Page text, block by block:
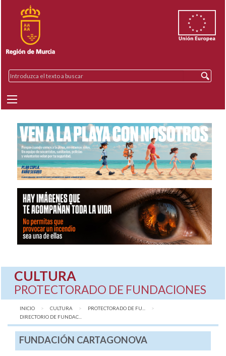
CULTURA
PROTECTORADO DE FUNDACIONES
INICIO CULTURA
PROTECTORADO DE FU...
AQUÍ:
DIRECTORIO DE FUNDAC...
FUNDACIÓN CARTAGONOVA